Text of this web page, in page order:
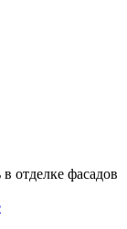
отделке фасадов